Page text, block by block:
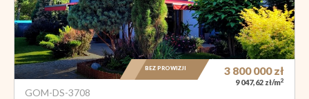
GOM-DS-3708
3 800 000zł
9 047,62 zł/m2
BEZ PROWIZJI